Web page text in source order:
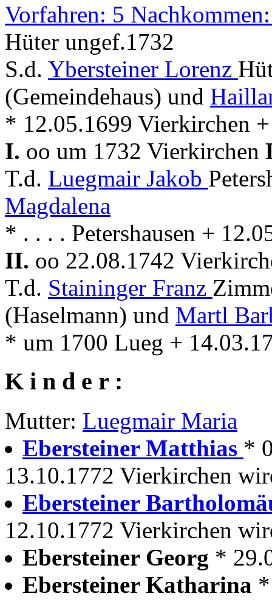
Vorfahren: 5
Hüter ungef.1732
S.d. Ybersteiner Lorenz
(Gemeindehaus) und
* 12.05.1699 Vierkirchen
I. oo um 1732 Vierkirchen
T.d. Luegmair Jakob
Magdalena
* . . . . Petershausen +
II. oo 22.08.1742
T.d. Staininger Franz
(Haselmann) und Martl
* um 1700 Lueg +
K i n d e r :
Mutter: Luegmair Maria
Ebersteiner Matthias *
13.10.1772 Vierkirchen
Ebersteiner
12.10.1772 Vierkirchen
Ebersteiner Georg *
Ebersteiner Katharina